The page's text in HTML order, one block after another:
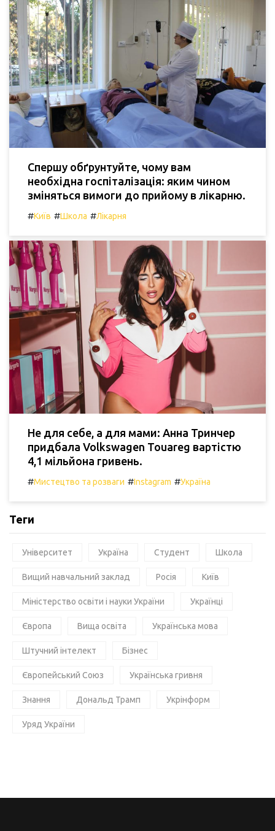
Спершу обґрунтуйте, чому вам
необхідна госпіталізація: яким чином
зміняться вимоги до прийому в лікарню.
#Київ #Школа #Лікарня
Не для себе, а для мами: Анна Тринчер
придбала Volkswagen Touareg вартістю
4,1 мільйона гривень.
#Мистецтво та розваги #Instagram #Україна
Теги
Університет Україна Студент Школа
Вищий навчальний заклад Росія Київ
Міністерство освіти і науки України Українці
Європа Вища освіта Українська мова
Штучний інтелект Бізнес
Європейський Союз Українська гривня
Знання Дональд Трамп Укрінформ
Уряд України